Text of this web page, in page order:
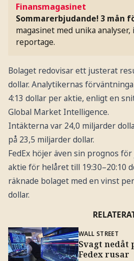
Finansmagasinet
Sommarerbjudande! 3 mån
magasinet med unika
reportage.
Bolaget redovisar ett justerat
dollar. Analytikernas
4:13 dollar per aktie, enligt en
Global Market Intelligence.
Intäkterna var 24,0 miljarder
på 23,5 miljarder dollar.
FedEx höjer även sin prognos
aktie för helåret till 19:30–20:10
räknade bolaget med en vinst
dollar.
WALL STREET
Svagt nedåt
Fedex rusar